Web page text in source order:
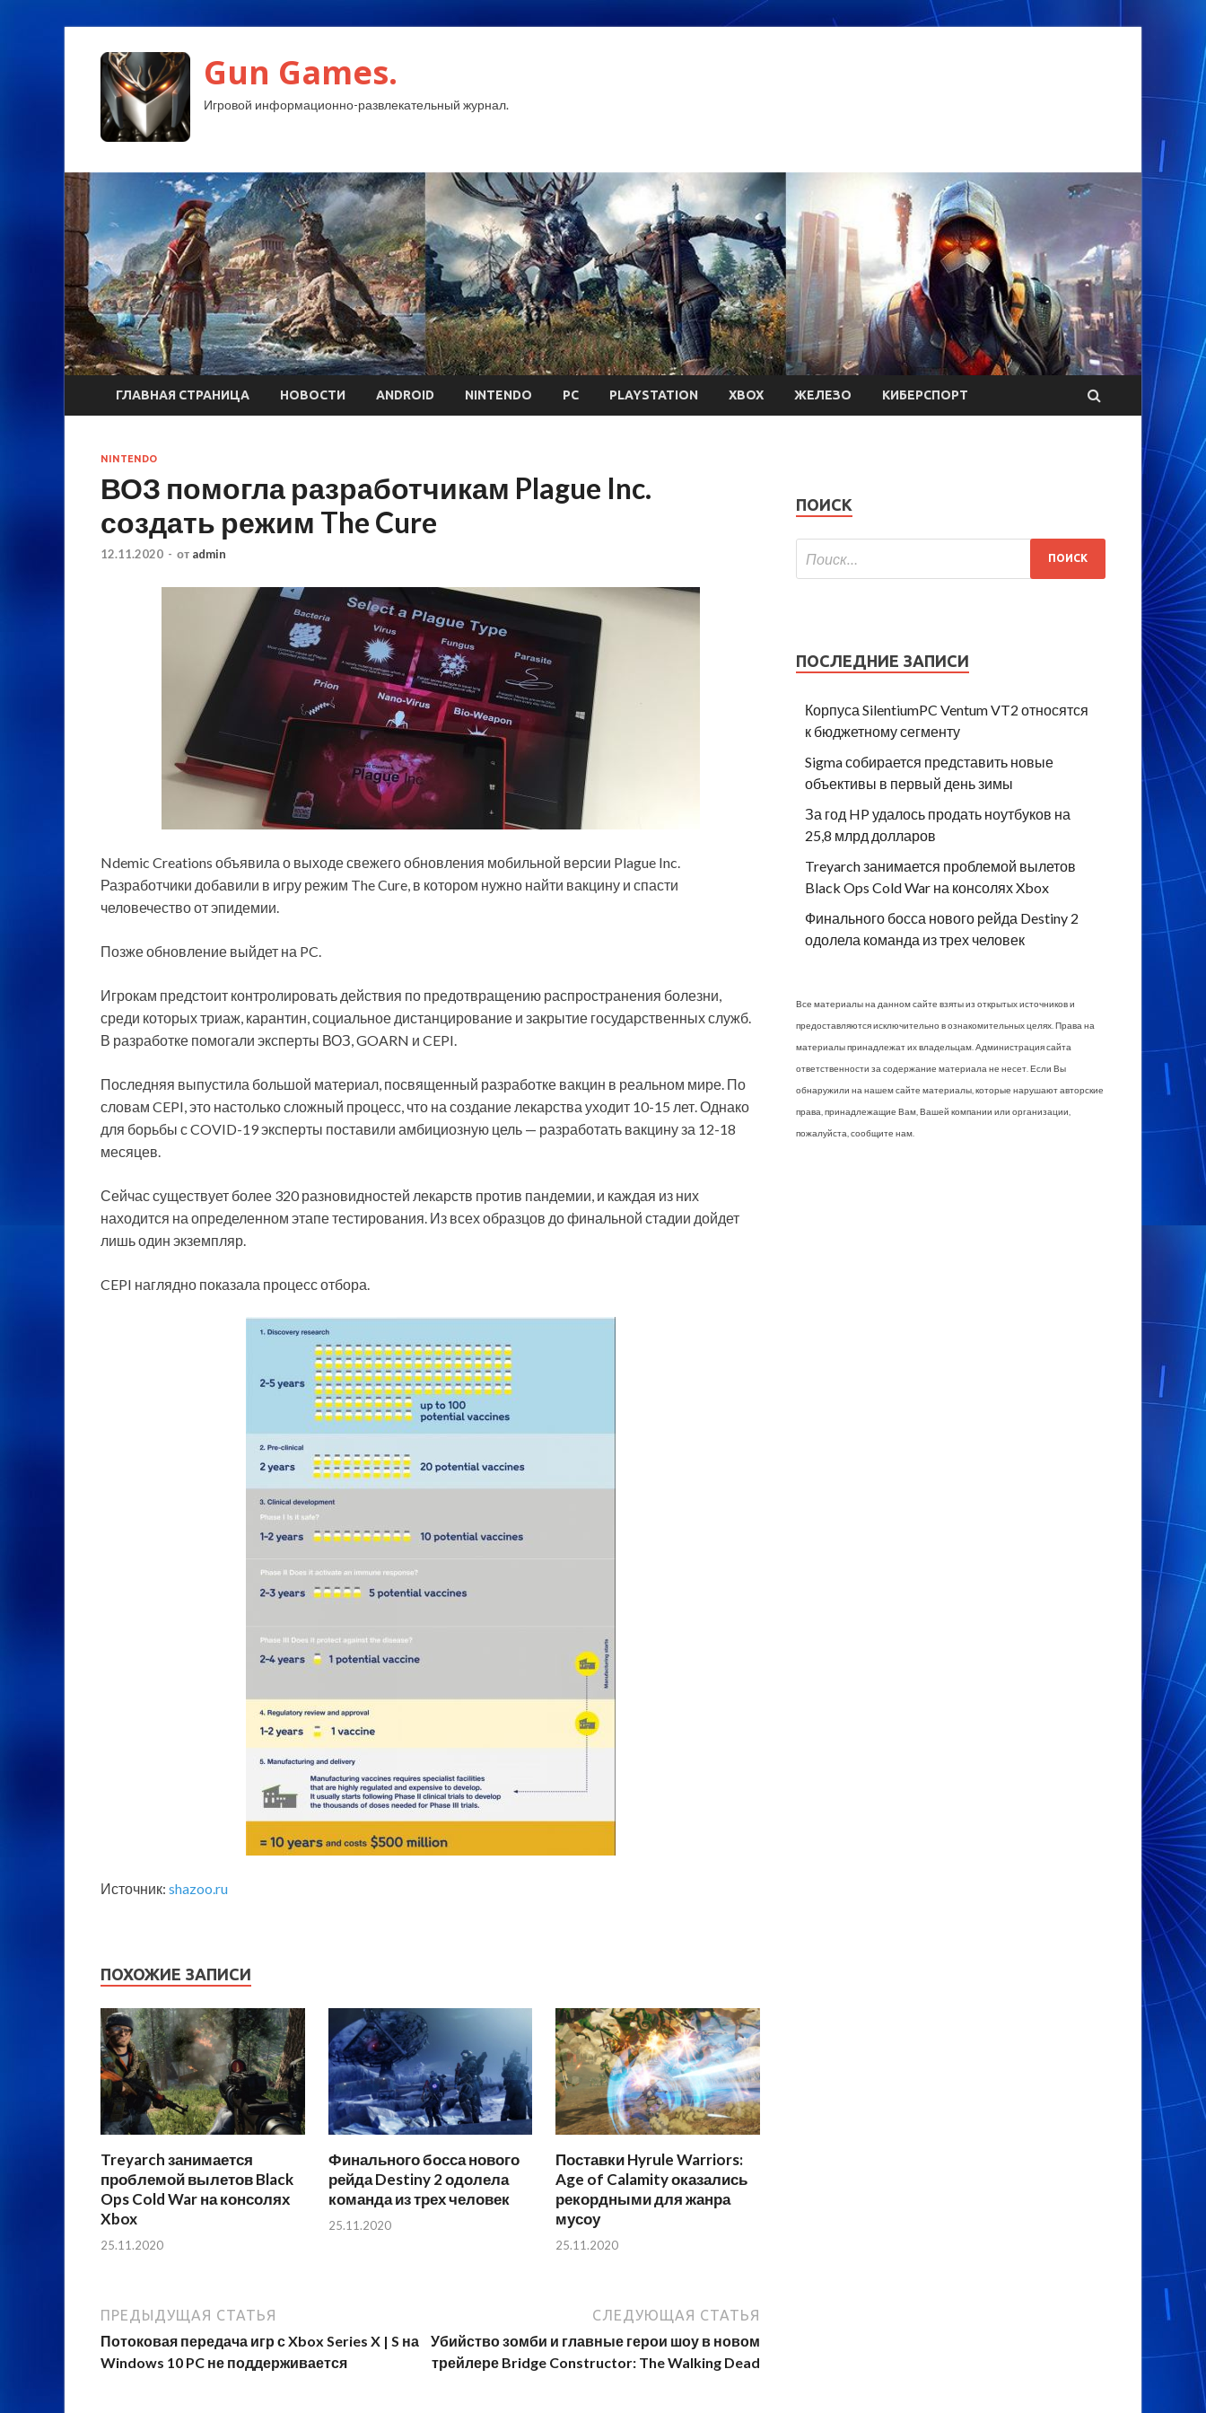
Gun Games.
Игровой информационно-развлекательный журнал.
ГЛАВНАЯ СТРАНИЦА НОВОСТИ ANDROID NINTENDO PC PLAYSTATION XBOX ЖЕЛЕЗО КИБЕРСПОРТ
NINTENDO
ВОЗ помогла разработчикам Plague Inc.
создать режим The Cure
12.11.2020 - от admin
Ndemic Creations объявила о выходе свежего обновления мобильной версии Plague Inc.
Разработчики добавили в игру режим The Cure, в котором нужно найти вакцину и спасти
человечество от эпидемии.
Позже обновление выйдет на PC.
Игрокам предстоит контролировать действия по предотвращению распространения болезни,
среди которых триаж, карантин, социальное дистанцирование и закрытие государственных служб.
В разработке помогали эксперты ВОЗ, GOARN и CEPI.
Последняя выпустила большой материал, посвященный разработке вакцин в реальном мире. По
словам CEPI, это настолько сложный процесс, что на создание лекарства уходит 10-15 лет. Однако
для борьбы с COVID-19 эксперты поставили амбициозную цель — разработать вакцину за 12-18
месяцев.
Сейчас существует более 320 разновидностей лекарств против пандемии, и каждая из них
находится на определенном этапе тестирования. Из всех образцов до финальной стадии дойдет
лишь один экземпляр.
CEPI наглядно показала процесс отбора.
Источник: shazoo.ru
ПОХОЖИЕ ЗАПИСИ
Treyarch занимается
проблемой вылетов Black
Ops Cold War на консолях
Xbox
25.11.2020
Финального босса нового
рейда Destiny 2 одолела
команда из трех человек
25.11.2020
Поставки Hyrule Warriors:
Age of Calamity оказались
рекордными для жанра
мусоу
25.11.2020
ПРЕДЫДУЩАЯ СТАТЬЯ
Потоковая передача игр с Xbox Series X | S на
Windows 10 PC не поддерживается
СЛЕДУЮЩАЯ СТАТЬЯ
Убийство зомби и главные герои шоу в новом
трейлере Bridge Constructor: The Walking Dead
ПОИСК
ПОСЛЕДНИЕ ЗАПИСИ
Корпуса SilentiumPC Ventum VT2 относятся
к бюджетному сегменту
Sigma собирается представить новые
объективы в первый день зимы
За год HP удалось продать ноутбуков на
25,8 млрд долларов
Treyarch занимается проблемой вылетов
Black Ops Cold War на консолях Xbox
Финального босса нового рейда Destiny 2
одолела команда из трех человек
Все материалы на данном сайте взяты из открытых источников и
предоставляются исключительно в ознакомительных целях. Права на
материалы принадлежат их владельцам. Администрация сайта
ответственности за содержание материала не несет. Если Вы
обнаружили на нашем сайте материалы, которые нарушают авторские
права, принадлежащие Вам, Вашей компании или организации,
пожалуйста, сообщите нам.